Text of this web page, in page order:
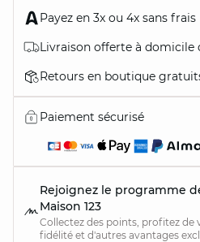
Payez en 3x ou 4x sans frais
Livraison offerte à domicile
Retours en boutique
Paiement sécurisé
Rejoignez le programme
Maison 123
Collectez des points, profitez de
fidélité et d'autres avantages